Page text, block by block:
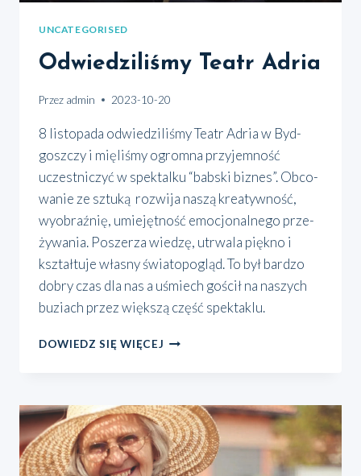
UNCATEGORISED
Odwiedziliśmy Teatr Adria
Przez admin 2023-10-20
8 listo­pa­da odwie­dzi­li­śmy Teatr Adria w Byd­
gosz­czy i mię­li­śmy ogrom­na przy­jem­ność
uczest­ni­czyć w spek­tal­ku “bab­ski biz­nes”. Obco­
wa­nie ze sztu­ką roz­wi­ja naszą kre­atyw­ność,
wyobraź­nię, umie­jęt­ność emo­cjo­nal­ne­go prze­
ży­wa­nia. Posze­rza wie­dzę, utrwa­la pięk­no i
kształ­tu­je wła­sny świa­to­po­gląd. To był bar­dzo
dobry czas dla nas a uśmiech gościł na naszych
buziach przez więk­szą część spek­ta­klu.
DOWIEDZ SIĘ WIĘCEJ ODWIEDZILIŚMY